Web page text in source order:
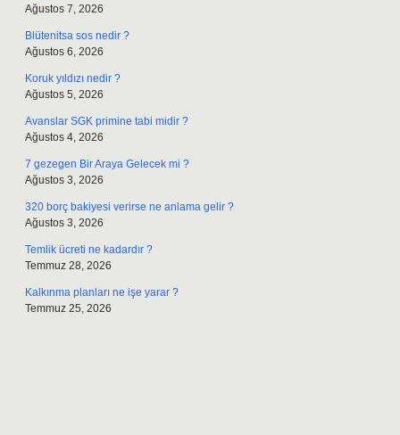
Ağustos 7, 2026
Blütenitsa sos nedir ?
Ağustos 6, 2026
Koruk yıldızı nedir ?
Ağustos 5, 2026
Avanslar SGK primine tabi midir ?
Ağustos 4, 2026
7 gezegen Bir Araya Gelecek mi ?
Ağustos 3, 2026
320 borç bakiyesi verirse ne anlama gelir ?
Ağustos 3, 2026
Temlik ücreti ne kadardır ?
Temmuz 28, 2026
Kalkınma planları ne işe yarar ?
Temmuz 25, 2026